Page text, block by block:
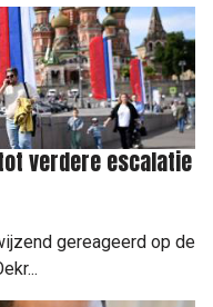
verdere escalatie
gereageerd op de